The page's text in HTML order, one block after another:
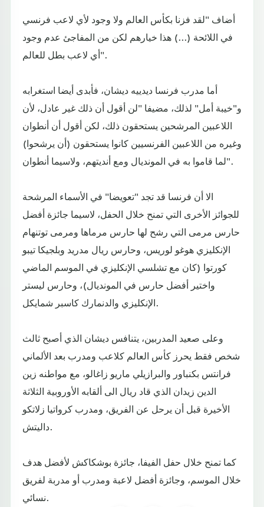
أضاف "لقد فزنا بكأس العالم ولا وجود لأي لاعب فرنسي
في اللائحة (...) هذا خيارهم لكن من المفاجئ عدم وجود
أي لاعب بطل للعالم".
أما مدرب فرنسا ديدييه ديشان، فأبدى أيضا استغرابه
و"خيبة أمل" لذلك، مضيفا "لن أقول أن ذلك غير عادل، لأن
اللاعبين المرشحين يستحقون ذلك، لكن أقول أن أنطوان
وغيره من اللاعبين الفرنسيين كانوا يستحقون (أن يرشحوا)
لما قاموا به في المونديال ومع أنديتهم، ولاسيما أنطوان".
الا أن فرنسا قد تجد "تعويضا" في الأسماء المرشحة
للجوائز الأخرى التي تمنح خلال الحفل، لاسيما جائزة أفضل
حارس مرمى التي رشح لها حارس مرماها ومرمى توتنهام
الإنكليزي هوغو لوريس، وحارس ريال مدريد وبلجيكا تيبو
كورتوا (كان مع تشلسي الإنكليزي في الموسم الماضي
واختير أفضل حارس في المونديال)، وحارس ليستر
الإنكليزي والدنمارك كاسبر شمايكل.
وعلى صعيد المدربين، يتنافس ديشان الذي أصبح ثالث
شخص فقط يحرز كأس العالم كلاعب ومدرب بعد الألماني
فرانتس بكنباور والبرازيلي ماريو زاغالو، مع مواطنه زين
الدين زيدان الذي قاد ريال الى ألقابه الأوروبية الثلاثة
الأخيرة قبل أن يرحل عن الفريق، ومدرب كرواتيا زلاتكو
داليتش.
كما تمنح خلال حفل الفيفا، جائزة بوشكاكش لأفضل هدف
خلال الموسم، وجائزة أفضل لاعبة ومدرب أو مدربة لفريق
نسائي.